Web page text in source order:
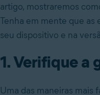
artigo, mostraremos
Tenha em mente que
seu dispositivo e na
1. Verifique a
Uma das maneiras mais